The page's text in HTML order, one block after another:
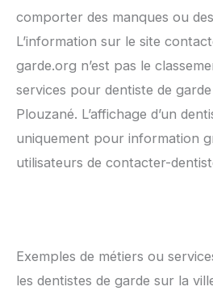
comporter des manques ou
L’information sur le site
garde.org n’est pas le
services pour dentiste de
Plouzané. L’affichage d’un
uniquement pour information
utilisateurs de contacter-
Exemples de métiers ou
les dentistes de garde sur la